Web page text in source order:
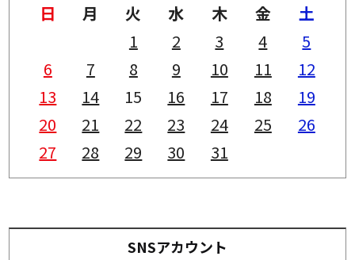
日 月 火 水 木 金
土
1
2 3 4
5
6
7 8 9 10 11
12
13
14 15 16 17 18
19
20
21 22 23 24 25
26
27
28 29 30 31
SNSアカウント